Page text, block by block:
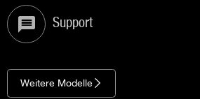
Support
Weitere Modelle